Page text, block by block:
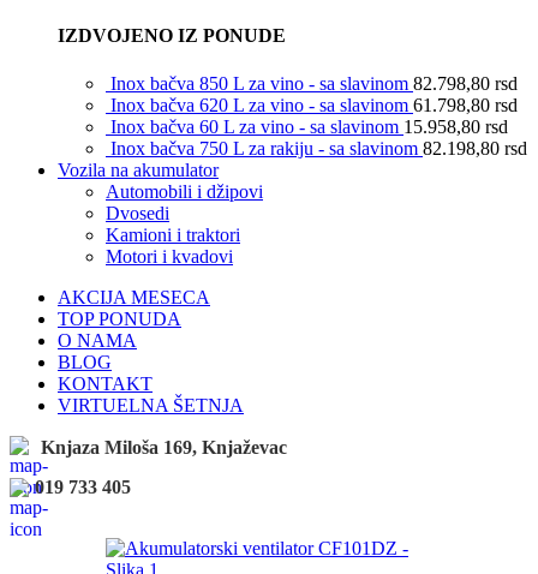
IZDVOJENO IZ PONUDE
Inox bačva 850 L za vino - sa slavinom 82.798,80 rsd
Inox bačva 620 L za vino - sa slavinom 61.798,80 rsd
Inox bačva 60 L za vino - sa slavinom 15.958,80 rsd
Inox bačva 750 L za rakiju - sa slavinom 82.198,80 rsd
Vozila na akumulator
Automobili i džipovi
Dvosedi
Kamioni i traktori
Motori i kvadovi
AKCIJA MESECA
TOP PONUDA
O NAMA
BLOG
KONTAKT
VIRTUELNA ŠETNJA
Knjaza Miloša 169, Knjaževac
019 733 405